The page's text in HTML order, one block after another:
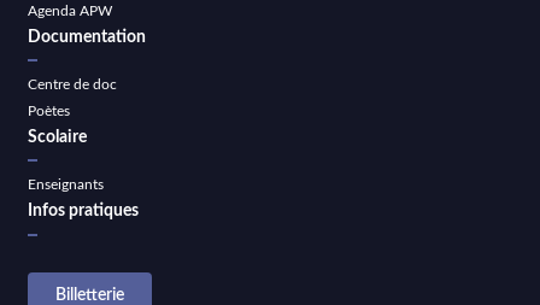
Agenda APW
Documentation
Centre de doc
Poètes
Scolaire
Enseignants
Infos pratiques
Billetterie